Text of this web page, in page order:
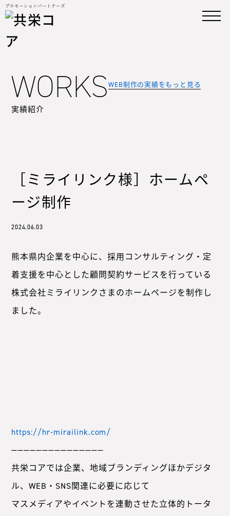
プロモーションパートナーズ
ABOUT
WORKS
WORKS
実績紹介
WEB制作の実績をもっと見る
［ミライリンク様］ホームペ
ージ制作
2024.06.03
熊本県内企業を中心に、採用コンサルティング・定
着支援を中心とした顧問契約サービスを行っている
株式会社ミライリンクさまのホームページを制作し
ました。
https://hr-mirailink.com/
———————————————
共栄コアでは企業、地域ブランディングほかデジタ
ル、WEB・SNS関連に必要に応じて
マスメディアやイベントを連動させた立体的トータ